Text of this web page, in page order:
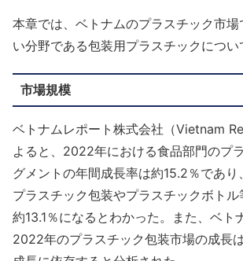
本章では、ベトナムのプラスチック市
い分野である包装用プラスチックについ
市場規模
ベトナムレポート株式会社（Vietnam
よると、2022年における食品部門のプ
グメントの年間成長率は約15.2％であ
プラスチック包装やプラスチックボト
約13.1％になるとわかった。また、ベト
2022年のプラスチック包装市場の成長